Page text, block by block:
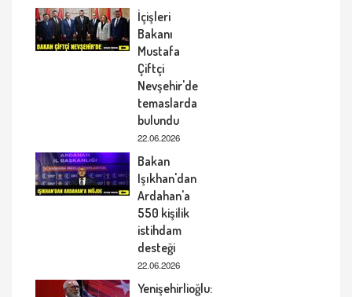
İçişleri
Bakanı
Mustafa
Çiftçi
Nevşehir'de
temaslarda
bulundu
22.06.2026
Bakan
Işıkhan'dan
Ardahan'a
550 kişilik
istihdam
desteği
22.06.2026
Yenişehirlioğlu: